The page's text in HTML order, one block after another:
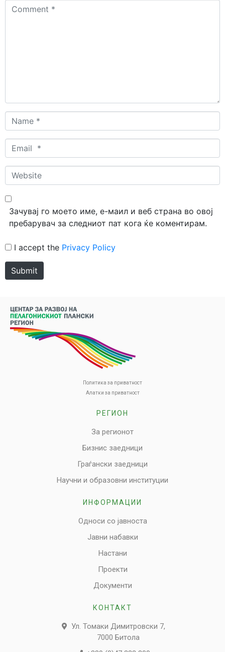
Comment
Name
*
Email
*
Website
Зачувај го моето име, е-маил и веб страна во овој
пребарувач за следниот пат кога ќе коментирам.
I accept the Privacy Policy
Submit
Политика за приватност
Алатки за приватност
РЕГИОН
За регионот
Бизнис заедници
Граѓански заедници
Научни и образовни институции
ИНФОРМАЦИИ
Односи со јавноста
Јавни набавки
Настани
Проекти
Документи
КОНТАКТ
Ул. Томаки Димитровски 7,
7000 Битола